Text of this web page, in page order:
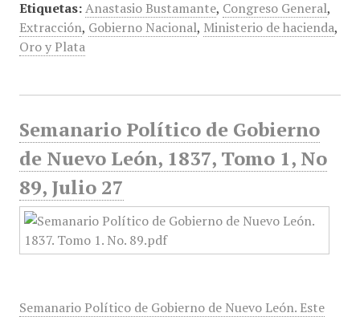
Etiquetas: Anastasio Bustamante, Congreso General,
Extracción, Gobierno Nacional, Ministerio de hacienda,
Oro y Plata
Semanario Político de Gobierno
de Nuevo León, 1837, Tomo 1, No
89, Julio 27
Semanario Político de Gobierno de Nuevo León. Este